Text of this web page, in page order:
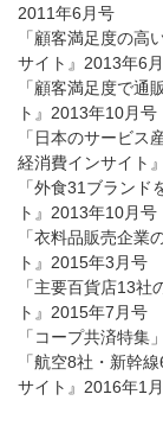
2011年6月号
「顧客満足度の
サイト』2013年6
「顧客満足度で
ト』2013年10月号
「日本のサービ
経消費インサイト
「外食31ブラン
ト』2013年10月号
「衣料品販売企
ト』2015年3月号
「主要百貨店13
ト』2015年7月号
「コープ共済特
「航空8社・新幹
サイト』2016年1